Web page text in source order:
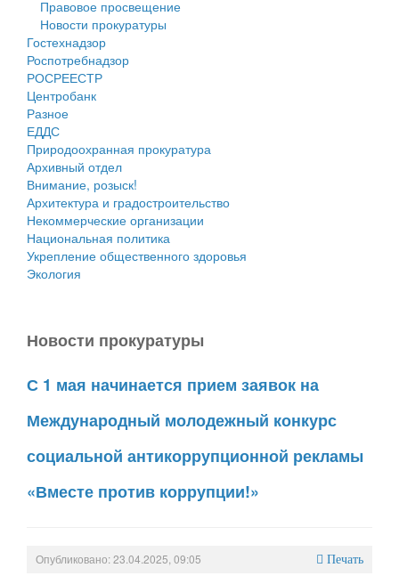
Проекты планировки территории
Собрание депутатов
Городское поселение
Сельские поселения
Правовое просвещение
Новости прокуратуры
Гостехнадзор
Роспотребнадзор
РОСРЕЕСТР
Центробанк
Разное
ЕДДС
Природоохранная прокуратура
Архивный отдел
Внимание, розыск!
Архитектура и градостроительство
Некоммерческие организации
Национальная политика
Укрепление общественного здоровья
Экология
Новости прокуратуры
С 1 мая начинается прием заявок на
Международный молодежный конкурс
социальной антикоррупционной рекламы
«Вместе против коррупции!»
Опубликовано: 23.04.2025, 09:05 Печать